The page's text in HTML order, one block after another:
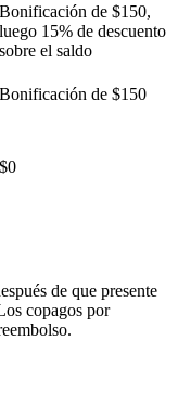
Bonificación de $150,
luego 15% de descuento
sobre el saldo
Bonificación de $150
$0
de que presente
copagos por